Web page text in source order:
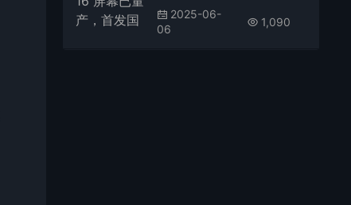
2025-06-
06
1,090